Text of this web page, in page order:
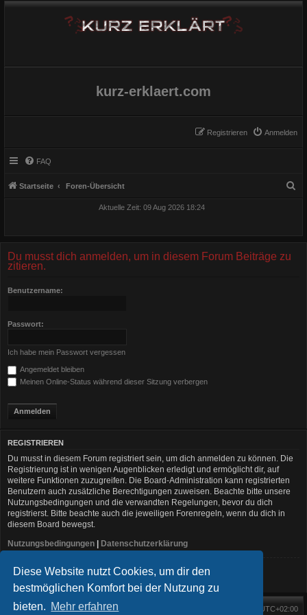
Diese Website nutzt Cookies, um dir den
bestmöglichen Komfort bei der Nutzung zu
bieten. Mehr erfahren
kurz-erklaert.com
Anmelden
Registrieren
FAQ
Startseite Foren-Übersicht
Aktuelle Zeit: 09 Aug 2026 18:24
Du musst dich anmelden, um in diesem Forum Beiträge zu
zitieren.
Benutzername:
Passwort:
Ich habe mein Passwort vergessen
Angemeldet bleiben
Meinen Online-Status während dieser Sitzung verbergen
REGISTRIEREN
Du musst in diesem Forum registriert sein, um dich anmelden zu können. Die
Registrierung ist in wenigen Augenblicken erledigt und ermöglicht dir, auf
weitere Funktionen zuzugreifen. Die Board-Administration kann registrierten
Benutzern auch zusätzliche Berechtigungen zuweisen. Beachte bitte unsere
Nutzungsbedingungen und die verwandten Regelungen, bevor du dich
registrierst. Bitte beachte auch die jeweiligen Forenregeln, wenn du dich in
diesem Board bewegst.
Nutzungsbedingungen | Datenschutzerklärung
Registrieren
Startseite Foren-Übersicht UTC+02:00